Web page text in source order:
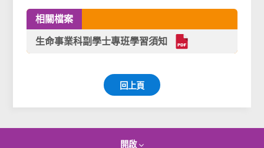
相關檔案
生命事業科副學士專班學習須知
回上頁
開啟